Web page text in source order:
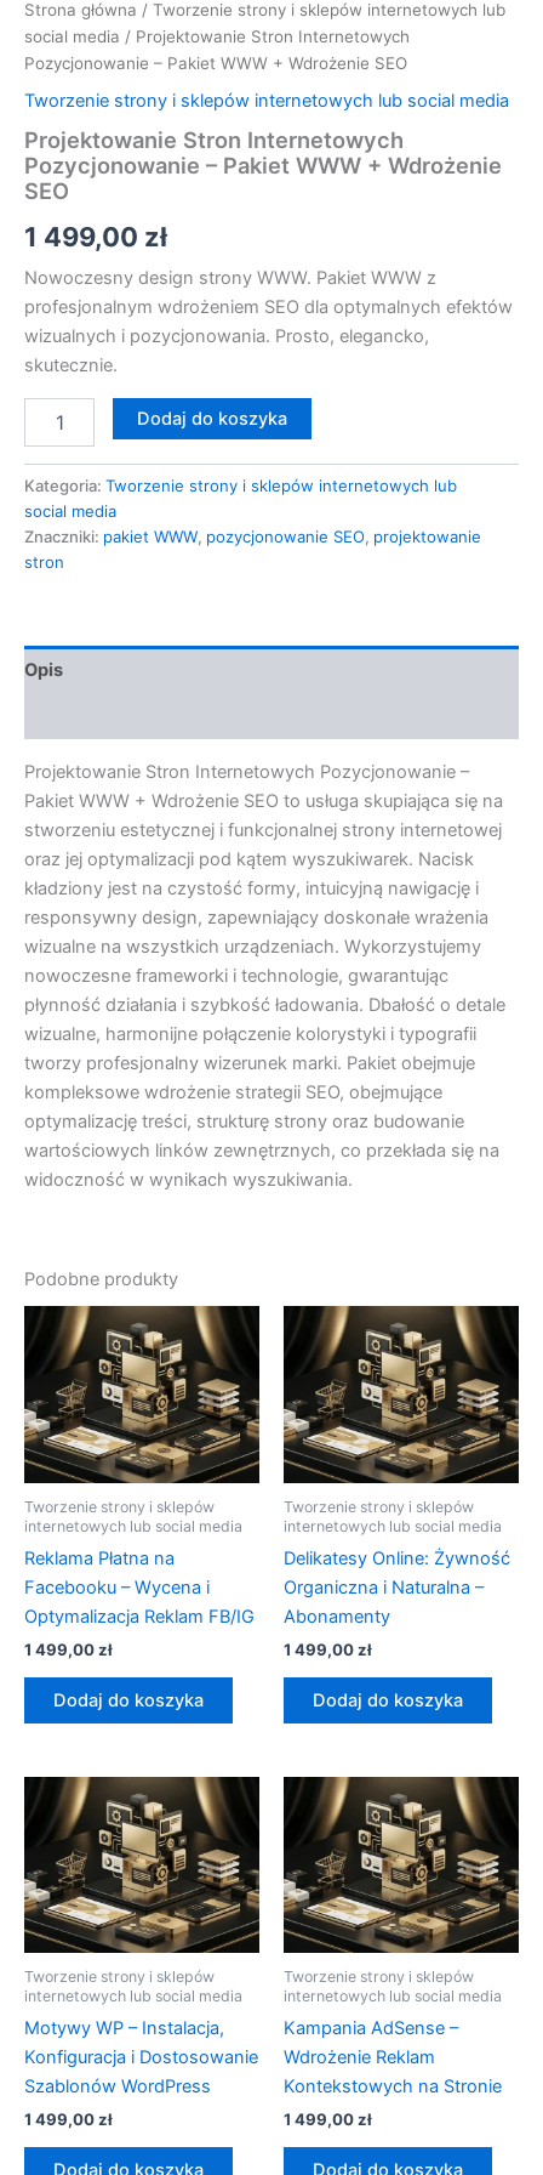
Strona główna / Tworzenie strony i sklepów internetowych lub
social media / Projektowanie Stron Internetowych
Pozycjonowanie – Pakiet WWW + Wdrożenie SEO
Tworzenie strony i sklepów internetowych lub social media
Projektowanie Stron Internetowych
Pozycjonowanie – Pakiet WWW + Wdrożenie
SEO
1 499,00 zł
Nowoczesny design strony WWW. Pakiet WWW z
profesjonalnym wdrożeniem SEO dla optymalnych efektów
wizualnych i pozycjonowania. Prosto, elegancko,
skutecznie.
Dodaj do koszyka
Kategoria: Tworzenie strony i sklepów internetowych lub
social media
Znaczniki: pakiet WWW, pozycjonowanie SEO, projektowanie
stron
Opis
Projektowanie Stron Internetowych Pozycjonowanie –
Pakiet WWW + Wdrożenie SEO to usługa skupiająca się na
stworzeniu estetycznej i funkcjonalnej strony internetowej
oraz jej optymalizacji pod kątem wyszukiwarek. Nacisk
kładziony jest na czystość formy, intuicyjną nawigację i
responsywny design, zapewniający doskonałe wrażenia
wizualne na wszystkich urządzeniach. Wykorzystujemy
nowoczesne frameworki i technologie, gwarantując
płynność działania i szybkość ładowania. Dbałość o detale
wizualne, harmonijne połączenie kolorystyki i typografii
tworzy profesjonalny wizerunek marki. Pakiet obejmuje
kompleksowe wdrożenie strategii SEO, obejmujące
optymalizację treści, strukturę strony oraz budowanie
wartościowych linków zewnętrznych, co przekłada się na
widoczność w wynikach wyszukiwania.
Podobne produkty
Tworzenie strony i sklepów
internetowych lub social media
Reklama Płatna na
Facebooku – Wycena i
Optymalizacja Reklam FB/IG
1 499,00zł
Dodaj do koszyka
Tworzenie strony i sklepów
internetowych lub social media
Delikatesy Online: Żywność
Organiczna i Naturalna –
Abonamenty
1 499,00zł
Dodaj do koszyka
Tworzenie strony i sklepów
internetowych lub social media
Motywy WP – Instalacja,
Konfiguracja i Dostosowanie
Szablonów WordPress
1 499,00zł
Dodaj do koszyka
Tworzenie strony i sklepów
internetowych lub social media
Kampania AdSense –
Wdrożenie Reklam
Kontekstowych na Stronie
1 499,00zł
Dodaj do koszyka